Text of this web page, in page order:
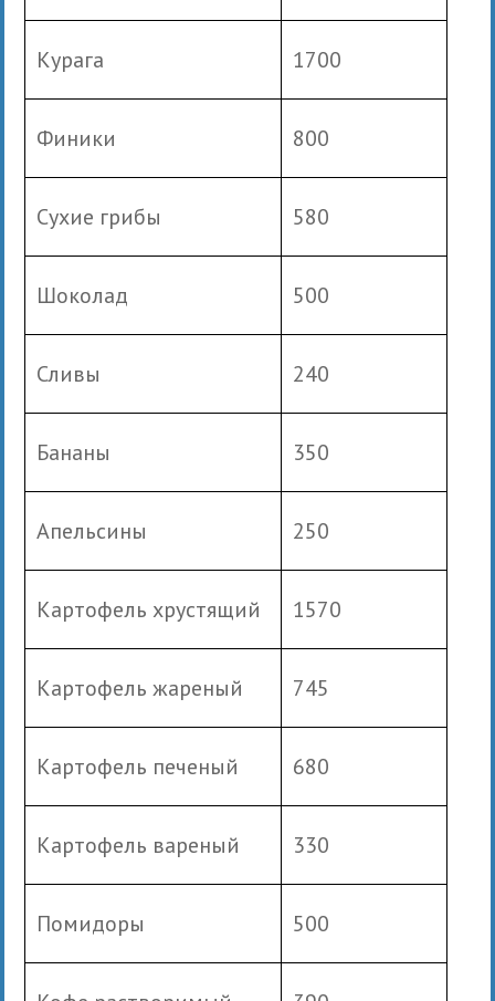
Курага 1700
Финики 800
Сухие грибы 580
Шоколад 500
Сливы 240
Бананы 350
Апельсины 250
Картофель хрустящий 1570
Картофель жареный 745
Картофель печеный 680
Картофель вареный 330
Помидоры 500